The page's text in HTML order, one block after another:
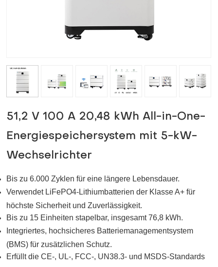
51,2 V 100 A 20,48 kWh All-in-One-
Energiespeichersystem mit 5-kW-
Wechselrichter
Bis zu 6.000 Zyklen für eine längere Lebensdauer.
Verwendet LiFePO4-Lithiumbatterien der Klasse A+ für
höchste Sicherheit und Zuverlässigkeit.
Bis zu 15 Einheiten stapelbar, insgesamt 76,8 kWh.
Integriertes, hochsicheres Batteriemanagementsystem
(BMS) für zusätzlichen Schutz.
Erfüllt die CE-, UL-, FCC-, UN38.3- und MSDS-Standards